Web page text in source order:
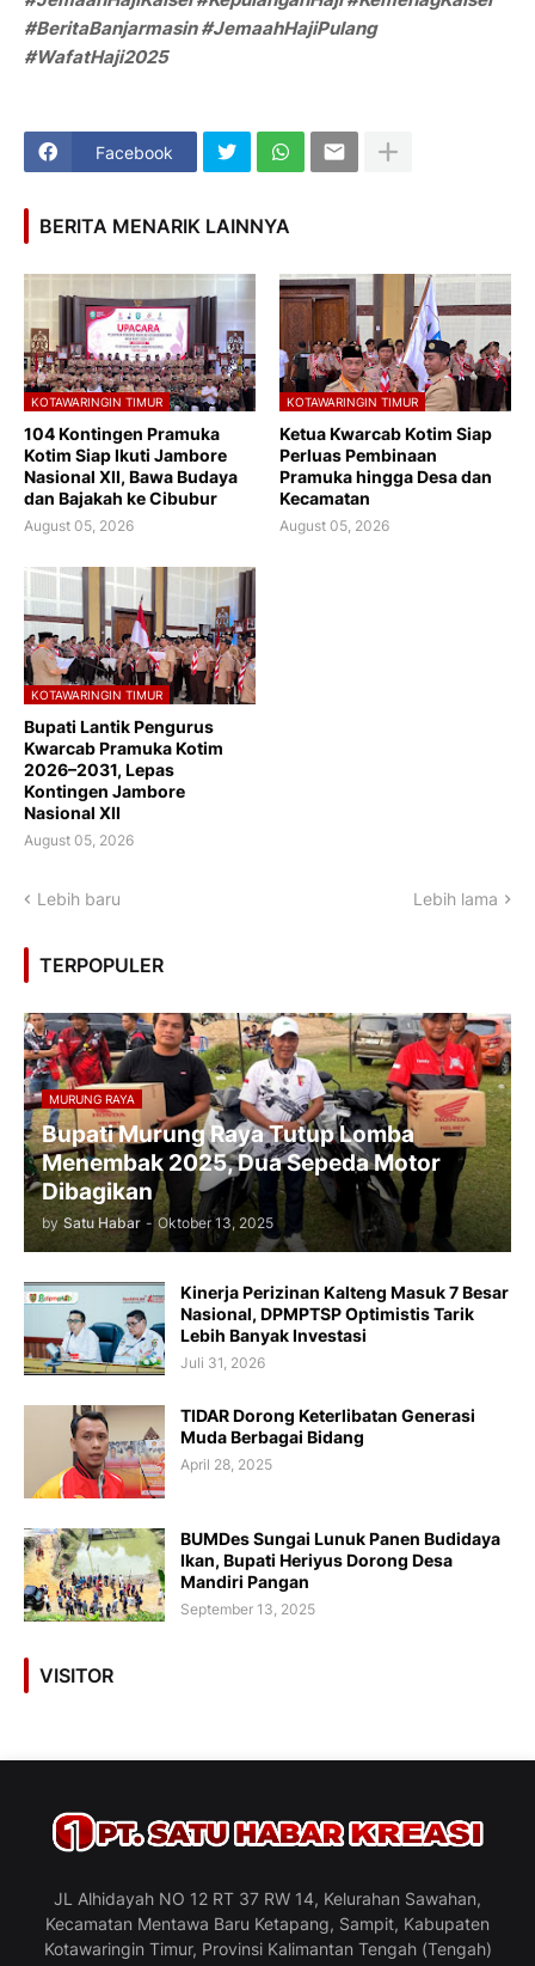
#BeritaBanjarmasin #JemaahHajiPulang
#WafatHaji2025
Facebook
BERITA MENARIK LAINNYA
KOTAWARINGIN TIMUR
104 Kontingen Pramuka
Kotim Siap Ikuti Jambore
Nasional XII, Bawa Budaya
dan Bajakah ke Cibubur
August 05, 2026
KOTAWARINGIN TIMUR
Ketua Kwarcab Kotim Siap
Perluas Pembinaan
Pramuka hingga Desa dan
Kecamatan
August 05, 2026
KOTAWARINGIN TIMUR
Bupati Lantik Pengurus
Kwarcab Pramuka Kotim
2026–2031, Lepas
Kontingen Jambore
Nasional XII
August 05, 2026
Lebih baru Lebih lama
TERPOPULER
MURUNG RAYA
Bupati Murung Raya Tutup Lomba
Menembak 2025, Dua Sepeda Motor
Dibagikan
by Satu Habar - Oktober 13, 2025
Kinerja Perizinan Kalteng Masuk 7 Besar
Nasional, DPMPTSP Optimistis Tarik
Lebih Banyak Investasi
Juli 31, 2026
TIDAR Dorong Keterlibatan Generasi
Muda Berbagai Bidang
April 28, 2025
BUMDes Sungai Lunuk Panen Budidaya
Ikan, Bupati Heriyus Dorong Desa
Mandiri Pangan
September 13, 2025
VISITOR
JL Alhidayah NO 12 RT 37 RW 14, Kelurahan Sawahan,
Kecamatan Mentawa Baru Ketapang, Sampit, Kabupaten
Kotawaringin Timur, Provinsi Kalimantan Tengah (Tengah)